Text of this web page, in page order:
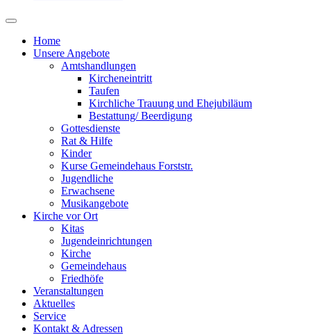
Home
Unsere Angebote
Amtshandlungen
Kircheneintritt
Taufen
Kirchliche Trauung und Ehejubiläum
Bestattung/ Beerdigung
Gottesdienste
Rat & Hilfe
Kinder
Kurse Gemeindehaus Forststr.
Jugendliche
Erwachsene
Musikangebote
Kirche vor Ort
Kitas
Jugendeinrichtungen
Kirche
Gemeindehaus
Friedhöfe
Veranstaltungen
Aktuelles
Service
Kontakt & Adressen